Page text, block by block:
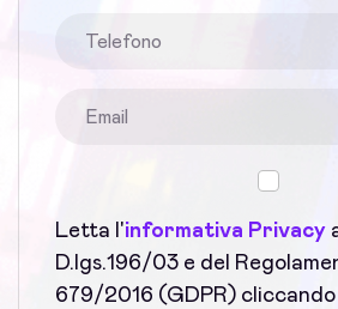
Letta l'informativa Privacy
D.lgs.196/03 e del
679/2016 (GDPR) cliccando